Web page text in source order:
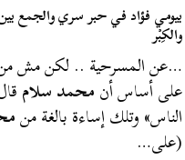
بيومي فؤاد في حبر سري والجمع
والكِبْر
…عن المسرحية .. لكن مش
على أساس أنمحمد سلام
الناس» وتلك إساءة بالغة من
(على…